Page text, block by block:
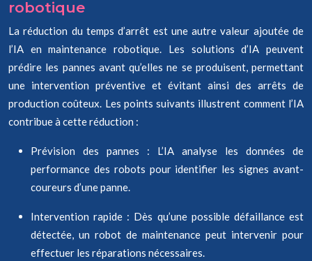
robotique
La réduction du temps d’arrêt est une autre valeur ajoutée de
l’IA en maintenance robotique. Les solutions d’IA peuvent
prédire les pannes avant qu’elles ne se produisent, permettant
une intervention préventive et évitant ainsi des arrêts de
production coûteux. Les points suivants illustrent comment l’IA
contribue à cette réduction :
Prévision des pannes : L’IA analyse les données de
performance des robots pour identifier les signes avant-
coureurs d’une panne.
Intervention rapide : Dès qu’une possible défaillance est
détectée, un robot de maintenance peut intervenir pour
effectuer les réparations nécessaires.